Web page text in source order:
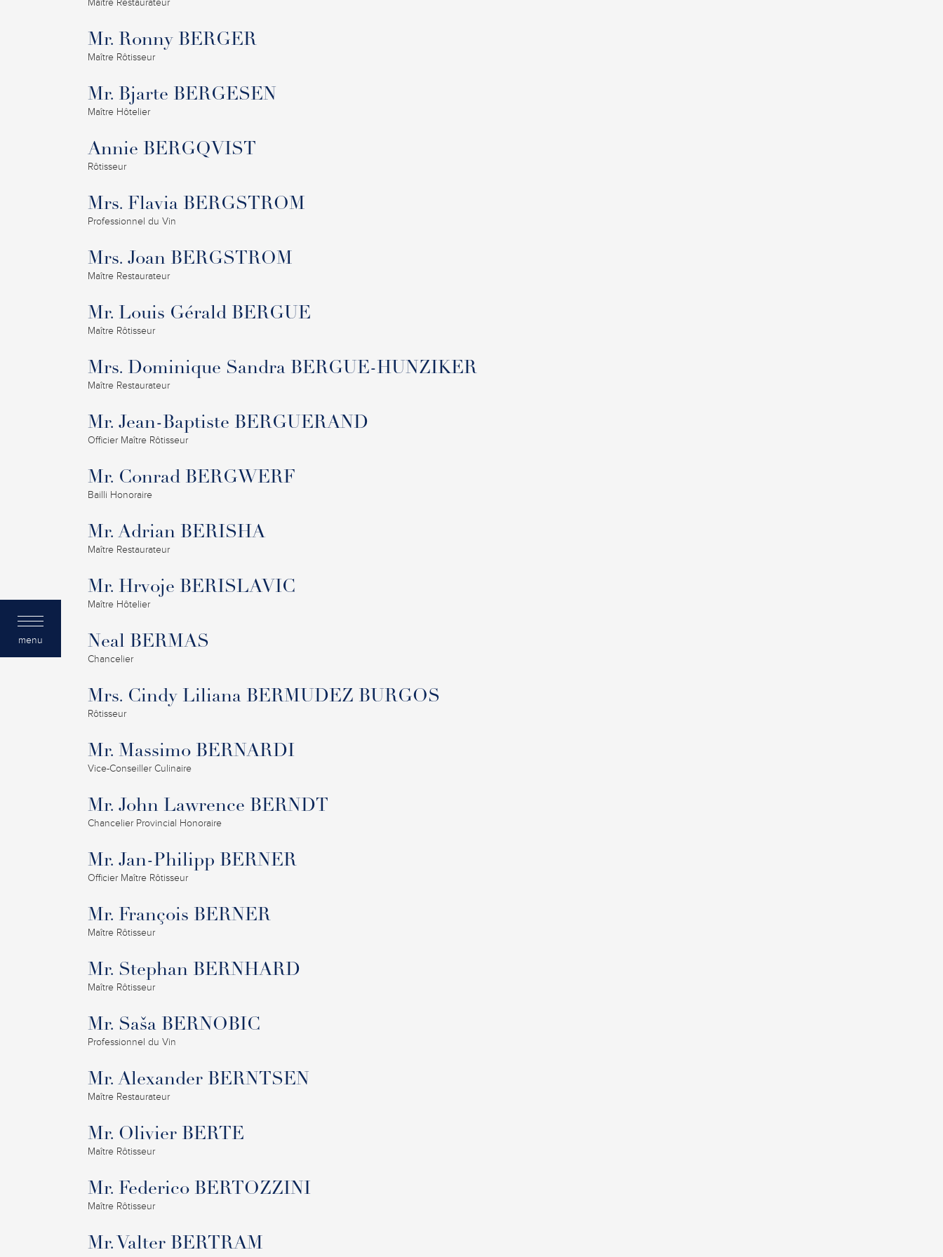
menu
Maître Restaurateur
Mr. Ronny BERGER
Maître Rôtisseur
Mr. Bjarte BERGESEN
Maître Hôtelier
Annie BERGQVIST
Rôtisseur
Mrs. Flavia BERGSTROM
Professionnel du Vin
Mrs. Joan BERGSTROM
Maître Restaurateur
Mr. Louis Gérald BERGUE
Maître Rôtisseur
Mrs. Dominique Sandra BERGUE-HUNZIKER
Maître Restaurateur
Mr. Jean-Baptiste BERGUERAND
Officier Maître Rôtisseur
Mr. Conrad BERGWERF
Bailli Honoraire
Mr. Adrian BERISHA
Maître Restaurateur
Mr. Hrvoje BERISLAVIC
Maître Hôtelier
Neal BERMAS
Chancelier
Mrs. Cindy Liliana BERMUDEZ BURGOS
Rôtisseur
Mr. Massimo BERNARDI
Vice-Conseiller Culinaire
Mr. John Lawrence BERNDT
Chancelier Provincial Honoraire
Mr. Jan-Philipp BERNER
Officier Maître Rôtisseur
Mr. François BERNER
Maître Rôtisseur
Mr. Stephan BERNHARD
Maître Rôtisseur
Mr. Saša BERNOBIC
Professionnel du Vin
Mr. Alexander BERNTSEN
Maître Restaurateur
Mr. Olivier BERTE
Maître Rôtisseur
Mr. Federico BERTOZZINI
Maître Rôtisseur
Mr. Valter BERTRAM